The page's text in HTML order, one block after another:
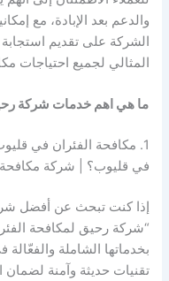
والدعم بعد الإبادة، مع
الشركة على تقديم استجابة
المثالي لجميع احتياجات
ما هي اهم خدمات شركة
1. مكافحة الفئران في
في قليوب؟ | شركة
إذا كنت تبحث عن أفضل
“شركة رحيق لمكافحة
بخدماتها الشاملة
تقنيات حديثة وآمنة